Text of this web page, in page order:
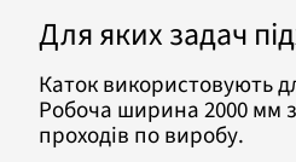
Для яких задач
Каток використовують
Робоча ширина 2000 мм
проходів по виробу.